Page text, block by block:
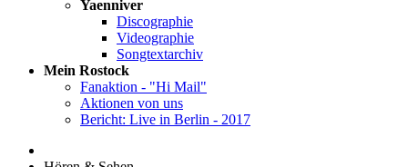
Yaenniver
Discographie
Videographie
Songtextarchiv
Mein Rostock
Fanaktion - "Hi Mail"
Aktionen von uns
Bericht: Live in Berlin - 2017